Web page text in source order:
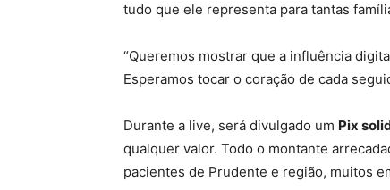
tudo que ele representa para tantas
“Queremos mostrar que a influência
Esperamos tocar o coração de cada
Durante a live, será divulgado um Pix
qualquer valor. Todo o montante
pacientes de Prudente e região, muitos